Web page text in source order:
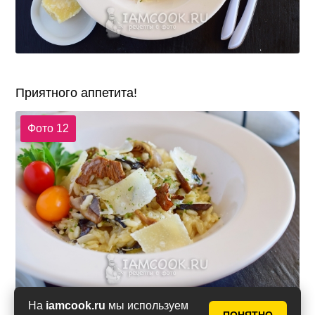
На iamcook.ru мы используем
Приятного аппетита!
Фото 12